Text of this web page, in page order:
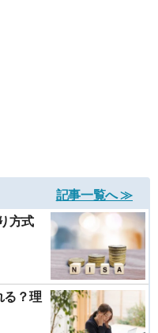
記事一覧へ ≫
方式
る？理